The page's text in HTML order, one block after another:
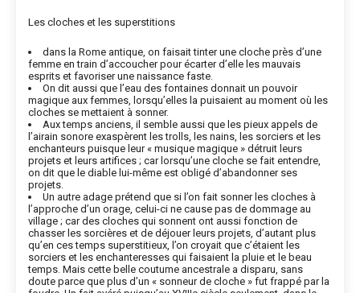
Les cloches et les superstitions
dans la Rome antique, on faisait tinter une cloche près d’une
femme en train d’accoucher pour écarter d’elle les mauvais
esprits et favoriser une naissance faste.
On dit aussi que l’eau des fontaines donnait un pouvoir
magique aux femmes, lorsqu’elles la puisaient au moment où les
cloches se mettaient à sonner.
Aux temps anciens, il semble aussi que les pieux appels de
l’airain sonore exaspèrent les trolls, les nains, les sorciers et les
enchanteurs puisque leur « musique magique » détruit leurs
projets et leurs artifices ; car lorsqu’une cloche se fait entendre,
on dit que le diable lui-même est obligé d’abandonner ses
projets.
Un autre adage prétend que si l’on fait sonner les cloches à
l’approche d’un orage, celui-ci ne cause pas de dommage au
village ; car des cloches qui sonnent ont aussi fonction de
chasser les sorcières et de déjouer leurs projets, d’autant plus
qu’en ces temps superstitieux, l’on croyait que c’étaient les
sorciers et les enchanteresses qui faisaient la pluie et le beau
temps. Mais cette belle coutume ancestrale a disparu, sans
doute parce que plus d’un « sonneur de cloche » fut frappé par la